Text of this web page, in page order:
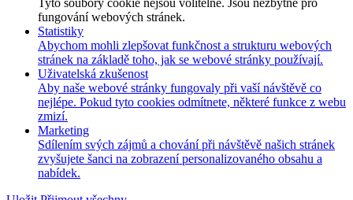
Tyto soubory cookie nejsou volitelné. Jsou nezbytné pro
fungování webových stránek.
Statistiky
Abychom mohli zlepšovat funkčnost a strukturu webových
stránek na základě toho, jak se webové stránky používají.
Uživatelská zkušenost
Aby naše webové stránky fungovaly při vaší návštěvě co
nejlépe. Pokud tyto cookies odmítnete, některé funkce z webu
zmizí.
Marketing
Sdílením svých zájmů a chování při návštěvě našich stránek
zvyšujete šanci na zobrazení personalizovaného obsahu a
nabídek.